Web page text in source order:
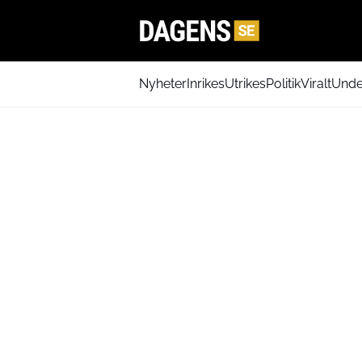
NyheterInrikesUtrikesPolitikViralt